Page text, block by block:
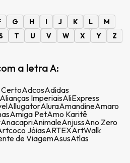
G H I J K L
M
T U V W X Y Z
a letra A:
AdcosAdidas
Alianças ImperiaisAliExpress
AllugatorAluraAmandineAmaro
Amiga PetAmo Karitê
AnacapriAnimaleAnjussAno Zero
JóiasARTEXArtWalk
de ViagemAsusAtlas